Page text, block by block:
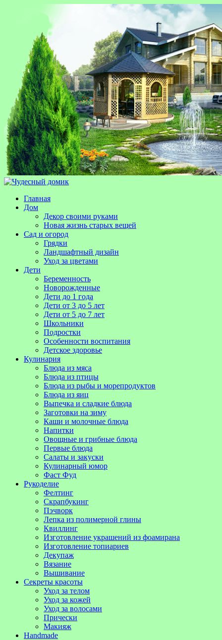
Главная
Дом
Декор своими руками
Новая жизнь старых вещей
Сад и огород
Грядки
Ландшафтный дизайн
Уход за цветами
Дети
Беременность
Новорожденные
Дети до 1 года
Дети от 3 до 5 лет
Дети от 5 до 7 лет
Школьники
Подростки
Особенности воспитания
Детское здоровье
Кулинария
Блюда из мяса
Блюда из птицы
Блюда из рыбы и морепродуктов
Блюда из яиц
Выпечка и сладкие блюда
Заготовки на зиму
Каши и молочные блюда
Напитки
Овощные и грибные блюда
Первые блюда
Салаты и закуски
Кулинарный юмор
Фаст Фуд
Рукоделие
Фелтинг
Скрапбукинг
Пэчворк
Лепка из полимерной глины
Квиллинг
Изготовление украшений из фоамирана
Изготовление топиариев
Декупаж
Вязание
Вышивание
Секреты красоты
Уход за телом
Уход за кожей
Уход за волосами
Прически
Макияж
Handmade